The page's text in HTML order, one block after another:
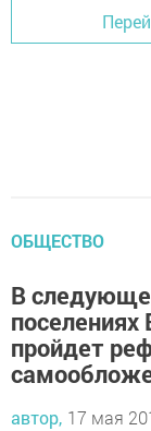
ОБЩЕСТВО
В
поселениях
пройдет
автор, 17 мая